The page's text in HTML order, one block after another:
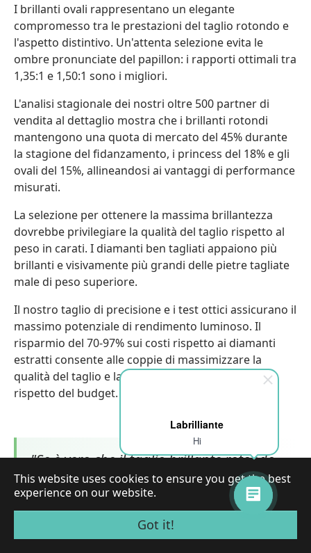
Labrilliante
Hi
This website uses cookies to ensure you get the best
experience on our website.
Got it!
I brillanti ovali rappresentano un elegante
compromesso tra le prestazioni del taglio rotondo e
l'aspetto distintivo. Un'attenta selezione evita le
ombre pronunciate del papillon: i rapporti ottimali tra
1,35:1 e 1,50:1 sono i migliori.
L'analisi stagionale dei nostri oltre 500 partner di
vendita al dettaglio mostra che i brillanti rotondi
mantengono una quota di mercato del 45% durante
la stagione del fidanzamento, i princess del 18% e gli
ovali del 15%, allineandosi ai vantaggi di performance
misurati.
La selezione per ottenere la massima brillantezza
dovrebbe privilegiare la qualità del taglio rispetto al
peso in carati. I diamanti ben tagliati appaiono più
brillanti e visivamente più grandi delle pietre tagliate
male di peso superiore.
Il nostro taglio di precisione e i test ottici assicurano il
massimo potenziale di rendimento luminoso. Il
risparmio del 70-97% sui costi rispetto ai diamanti
estratti consente alle coppie di massimizzare la
qualità del taglio e la dimensione dei carati nel
rispetto del budget.
"Se è vero che il taglio brillante rotondo
massimizza lo scintillio grazie alla sua
impareggiabile capacità di riflettere la
luce, il fatto meno noto è che gli angoli e